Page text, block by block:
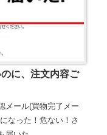
に、注文内容ご
メール(買物完了メー
なった！危ない！さ